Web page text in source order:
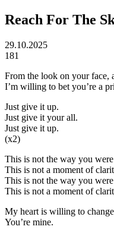
Reach For The
29.10.2025
181
From the look on your face,
I’m willing to bet you’re a
Just give it up.
Just give it your all.
Just give it up.
(x2)
This is not the way you
This is not a moment of
This is not the way you
This is not a moment of
My heart is willing to
You’re mine.